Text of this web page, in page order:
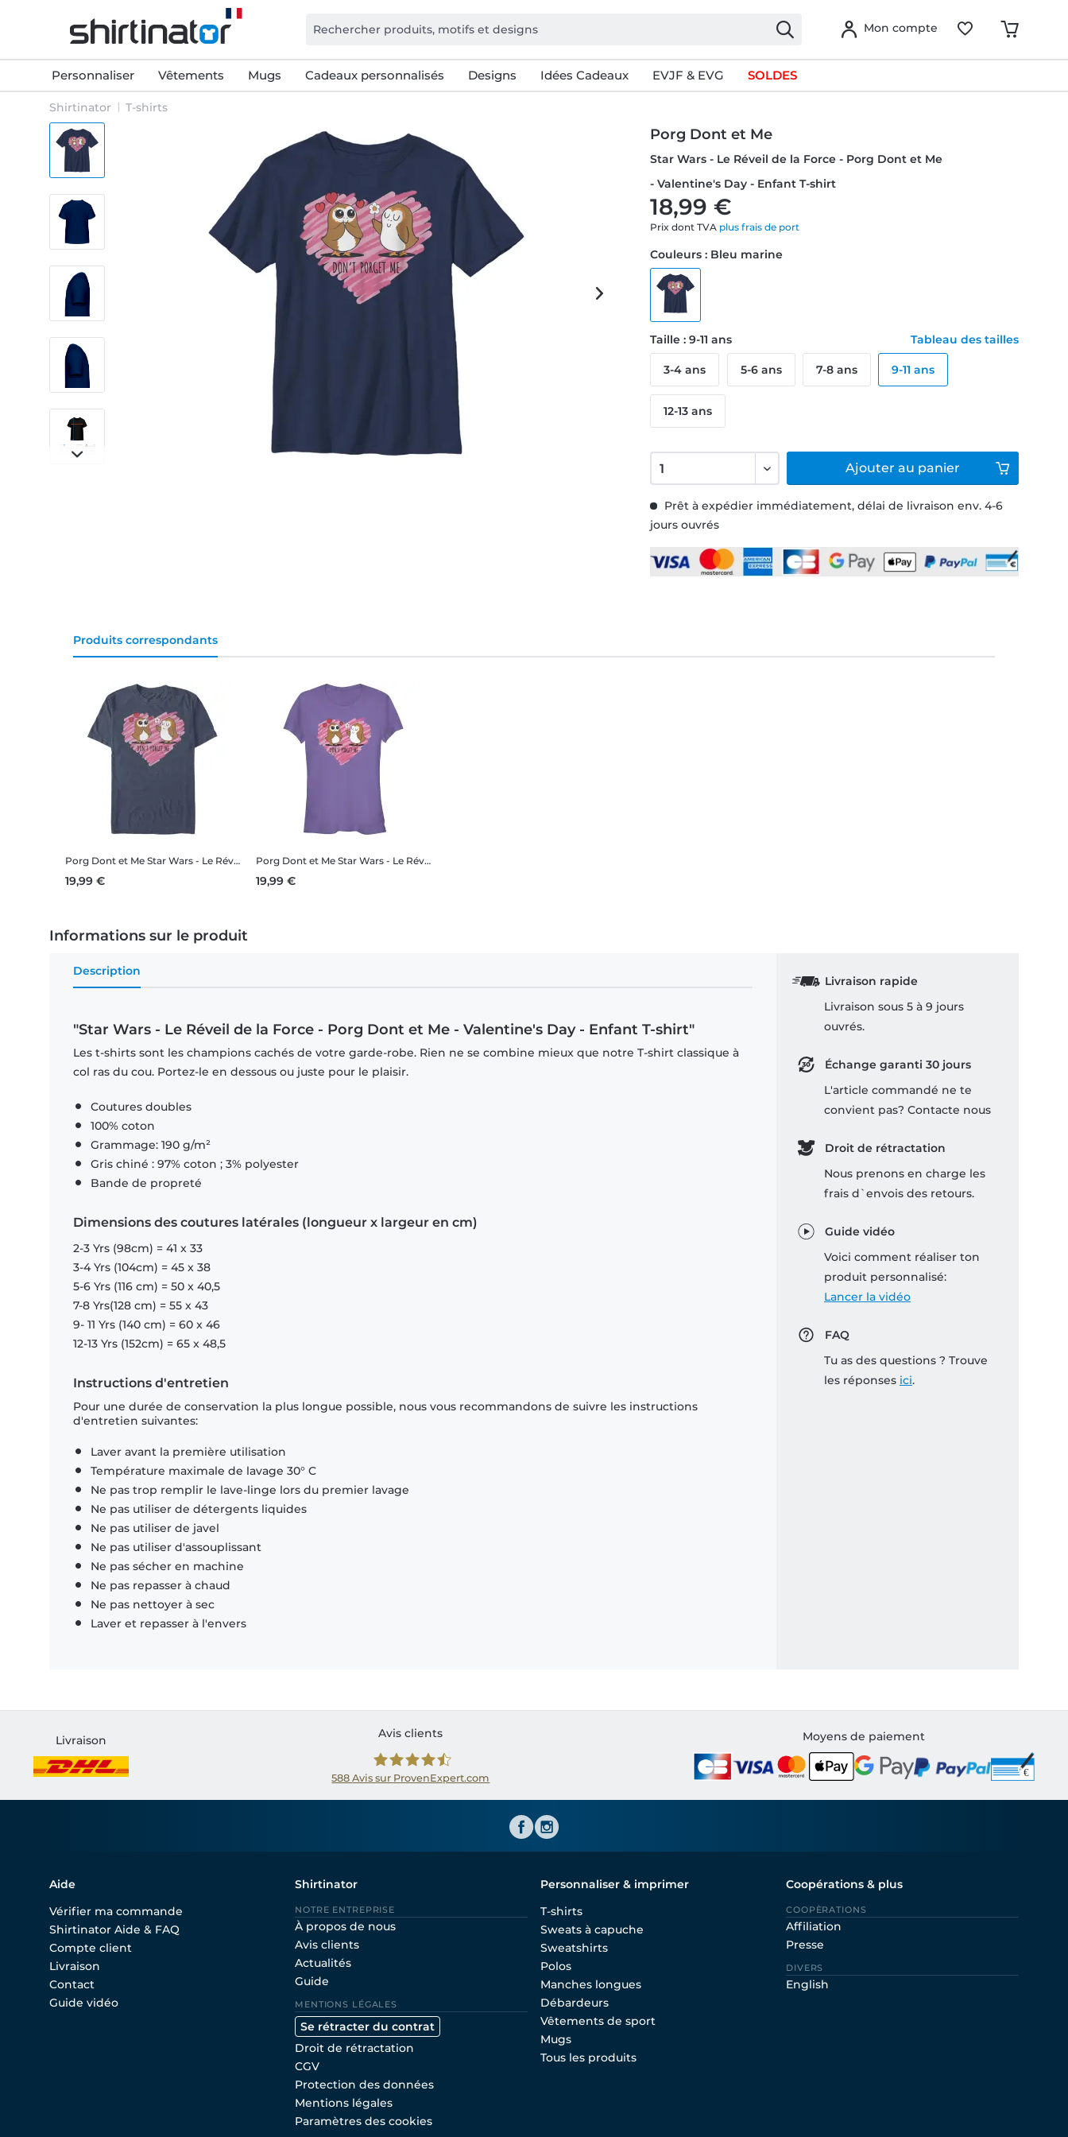
Mon compte
Personnaliser Vêtements Mugs Cadeaux personnalisés Designs Idées Cadeaux EVJF & EVG SOLDES
Shirtinator T-shirts
Porg Dont et Me
Star Wars - Le Réveil de la Force - Porg Dont et Me
- Valentine's Day - Enfant T-shirt
18,99 €
Prix dont TVA plus frais de port
Prêt à expédier immédiatement, délai de livraison env. 4-6
jours ouvrés
Couleurs : Bleu marine
Taille : 9-11 ans Tableau des tailles
3-4 ans 5-6 ans 7-8 ans 9-11 ans
12-13 ans
Ajouter au panier
Produits correspondants
Porg Dont et Me Star Wars - Le Réveil de la Force - Porg Dont et Me - Valentine's Day - Homme T-shirt
19,99 €
Porg Dont et Me Star Wars - Le Réveil de la Force - Porg Dont et Me - Valentine's Day - Femme T-shirt
19,99 €
Informations sur le produit
Description
"Star Wars - Le Réveil de la Force - Porg Dont et Me - Valentine's Day - Enfant T-shirt"
Les t-shirts sont les champions cachés de votre garde-robe. Rien ne se combine mieux que notre T-shirt classique à
col ras du cou. Portez-le en dessous ou juste pour le plaisir.
Coutures doubles
100% coton
Grammage: 190 g/m²
Gris chiné : 97% coton ; 3% polyester
Bande de propreté
Dimensions des coutures latérales (longueur x largeur en cm)
2-3 Yrs (98cm) = 41 x 33
3-4 Yrs (104cm) = 45 x 38
5-6 Yrs (116 cm) = 50 x 40,5
7-8 Yrs(128 cm) = 55 x 43
9- 11 Yrs (140 cm) = 60 x 46
12-13 Yrs (152cm) = 65 x 48,5
Instructions d'entretien
Pour une durée de conservation la plus longue possible, nous vous recommandons de suivre les instructions
d'entretien suivantes:
Laver avant la première utilisation
Température maximale de lavage 30° C
Ne pas trop remplir le lave-linge lors du premier lavage
Ne pas utiliser de détergents liquides
Ne pas utiliser de javel
Ne pas utiliser d'assouplissant
Ne pas sécher en machine
Ne pas repasser à chaud
Ne pas nettoyer à sec
Laver et repasser à l'envers
Livraison rapide
Livraison sous 5 à 9 jours
ouvrés.
Échange garanti 30 jours
L'article commandé ne te
convient pas? Contacte nous
Droit de rétractation
Nous prenons en charge les
frais d`envois des retours.
Guide vidéo
Voici comment réaliser ton
produit personnalisé:
Lancer la vidéo
FAQ
Tu as des questions ? Trouve
les réponses ici.
Livraison
Avis clients
588Avis sur ProvenExpert.com
Moyens de paiement
Aide
Vérifier ma commande
Shirtinator Aide & FAQ
Compte client
Livraison
Contact
Guide vidéo
Shirtinator
NOTRE ENTREPRISE
À propos de nous
Avis clients
Actualités
Guide
MENTIONS LÉGALES
Se rétracter du contrat
Droit de rétractation
CGV
Protection des données
Mentions légales
Paramètres des cookies
Personnaliser & imprimer
T-shirts
Sweats à capuche
Sweatshirts
Polos
Manches longues
Débardeurs
Vêtements de sport
Mugs
Tous les produits
Coopérations & plus
COOPÈRATIONS
Affiliation
Presse
DIVERS
English